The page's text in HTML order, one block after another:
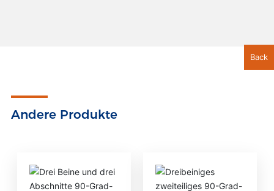
Andere Produkte
Back